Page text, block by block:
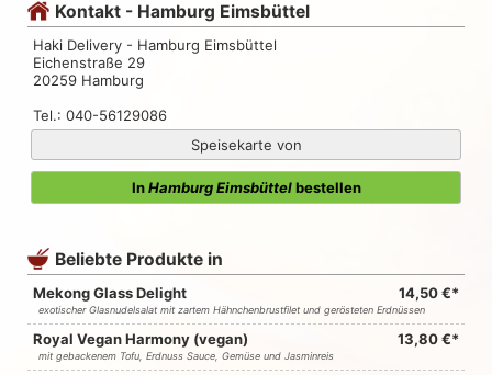
Kontakt - Hamburg Eimsbüttel
Haki Delivery - Hamburg Eimsbüttel
Eichenstraße 29
20259 Hamburg
Tel.: 040-56129086
Speisekarte von
InHamburg Eimsbüttelbestellen
Beliebte Produkte in
Mekong Glass Delight 14,50 €*
exotischer Glasnudelsalat mit zartem Hähnchenbrustfilet und gerösteten Erdnüssen
Royal Vegan Harmony (vegan) 13,80 €*
mit gebackenem Tofu, Erdnuss Sauce, Gemüse und Jasminreis